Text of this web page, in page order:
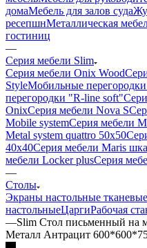
домаМебель для залов суда
ресепшнМеталлическая
гостиниц
—
Серия мебели Slim
Серия мебели Onix Wood
StyleМобильные
перегородки "R-line soft"
OnixСерия мебели Nova S
Mobile systemСерия мебели
Metal system quattro 50x50
40x40Серия мебели Maris
мебели Locker plusСерия
—
Столы
Экраны настольные тканевые
настольныеЦаргиРабочая
—Slim Стол письменный на
Металл Антрацит